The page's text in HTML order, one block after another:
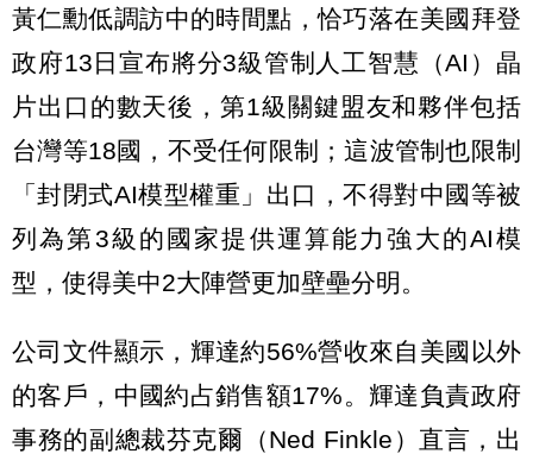
黃仁勳低調訪中的時間點，恰巧落在美國拜登
政府13日宣布將分3級管制人工智慧（AI）晶
片出口的數天後，第1級關鍵盟友和夥伴包括
台灣等18國，不受任何限制；這波管制也限制
「封閉式AI模型權重」出口，不得對中國等被
列為第3級的國家提供運算能力強大的AI模
型，使得美中2大陣營更加壁壘分明。
公司文件顯示，輝達約56%營收來自美國以外
的客戶，中國約占銷售額17%。輝達負責政府
事務的副總裁芬克爾（Ned Finkle）直言，出